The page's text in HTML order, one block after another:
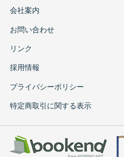
会社案内
お問い合わせ
リンク
採用情報
プライバシーポリシー
特定商取引に関する表示